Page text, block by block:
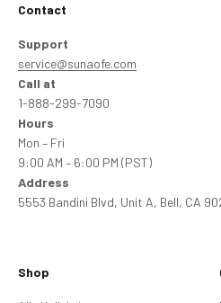
Contact
Support
service@sunaofe.com
Call at
1-888-299-7090
Hours
Mon – Fri
9:00 AM – 6:00 PM (PST)
Address
5553 Bandini Blvd, Unit A, Bell, CA
Shop